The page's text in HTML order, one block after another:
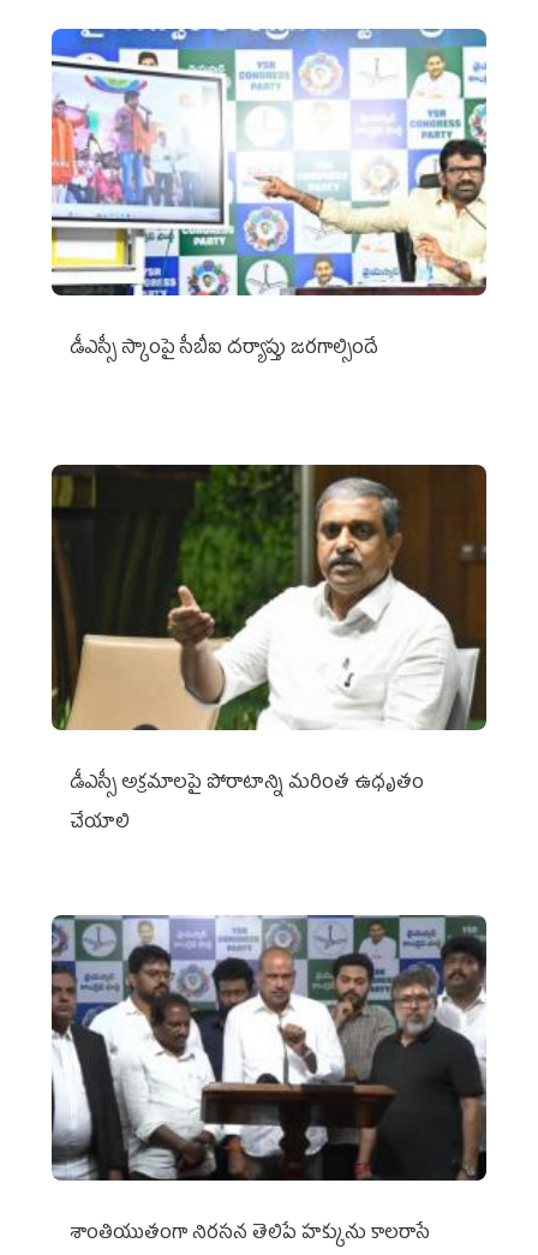
డీఎస్సీ స్కాంపై సీబీఐ దర్యాప్తు జరగాల్సిందే
డీఎస్సీ అక్రమాలపై పోరాటాన్ని మరింత ఉధృతం
చేయాలి
శాంతియుతంగా నిరసన తెలిపే హక్కును కాలరాసే